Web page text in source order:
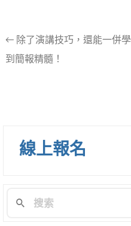
文
章
← 除了演講技巧，還能一併學
到簡報精髓！
線上報名